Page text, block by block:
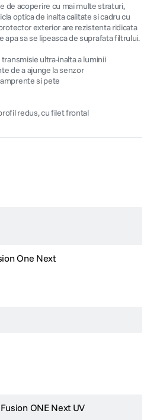
de acoperire cu mai multe straturi,
optica de inalta calitate si cadru cu
exterior are rezistenta ridicata
sa se lipeasca de suprafata filtrului.
ultra-inalta a luminii
de a ajunge la senzor
si pete
redus, cu filet frontal
One Next
ONE Next UV